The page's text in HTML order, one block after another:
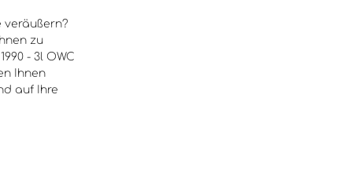
veräußern?
zu
- 3l OWC
Ihnen
auf Ihre